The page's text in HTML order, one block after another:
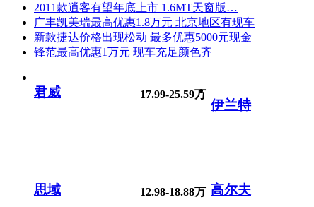
2011款逍客有望年底上市 1.6MT天窗版…
广丰凯美瑞最高优惠1.8万元 北京地区有现车
新款捷达价格出现松动 最多优惠5000元现金
锋范最高优惠1万元 现车充足颜色齐
君威 17.99-25.59万
伊兰特
思域 12.98-18.88万 高尔夫